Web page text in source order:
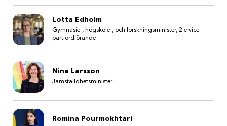
Lotta Edholm
Gymnasie-, högskole-, och forskningsminister, 2:e vice
partiordförande
Nina Larsson
Jämställdhetsminister
Romina Pourmokhtari